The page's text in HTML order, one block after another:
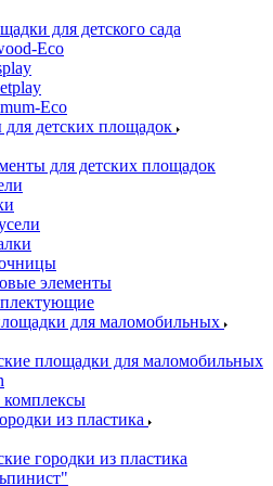
для детского сада
Eco
Еco
детских площадок
для детских площадок
элементы
для маломобильных
площадки для маломобильных
из пластика
городки из пластика